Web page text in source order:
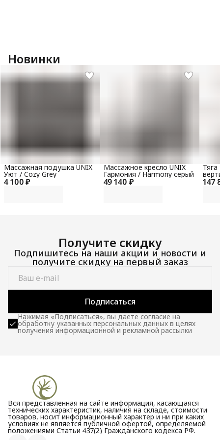
Новинки
4 100 ₽
Массажная подушка UNIX
Уют / Cozy Grey
49 140 ₽
Массажное кресло UNIX
Гармония / Harmony серый
147
100
Получите скидку
Подпишитесь на наши акции и новости и
получите скидку на первый заказ
Подписаться
Нажимая «Подписаться», вы даете согласие на
обработку указанных персональных данных в целях
получения информационной и рекламной рассылки
Вся представленная на сайте информация, касающаяся
технических характеристик, наличия на складе, стоимости
товаров, носит информационный характер и ни при каких
условиях не является публичной офертой, определяемой
положениями Статьи 437(2) Гражданского кодекса РФ.